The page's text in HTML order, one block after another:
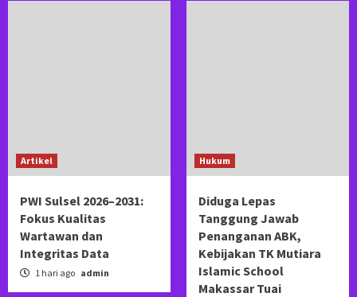
Artikel
PWI Sulsel 2026–2031:
Fokus Kualitas
Wartawan dan
Integritas Data
1 hari ago admin
Hukum
Diduga Lepas
Tanggung Jawab
Penanganan ABK,
Kebijakan TK Mutiara
Islamic School
Makassar Tuai